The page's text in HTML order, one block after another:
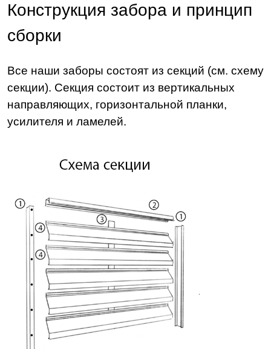
Конструкция забора и принцип
сборки
Все наши заборы состоят из секций (см. схему
секции). Секция состоит из вертикальных
направляющих, горизонтальной планки,
усилителя и ламелей.